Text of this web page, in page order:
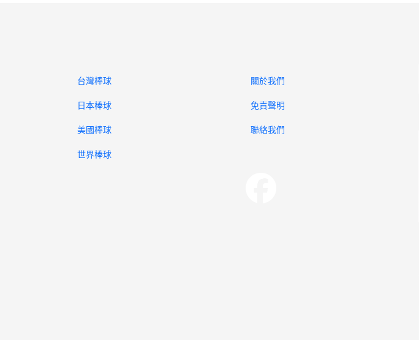
台灣棒球
日本棒球
美國棒球
世界棒球
關於我們
免責聲明
聯絡我們